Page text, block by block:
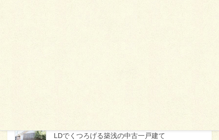
ので、お気軽にお申し付けください。
LDでくつろげる築浅の中古一戸建て